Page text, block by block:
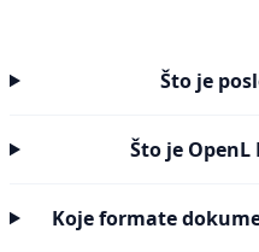
Što je
Što je OpenL
Koje formate